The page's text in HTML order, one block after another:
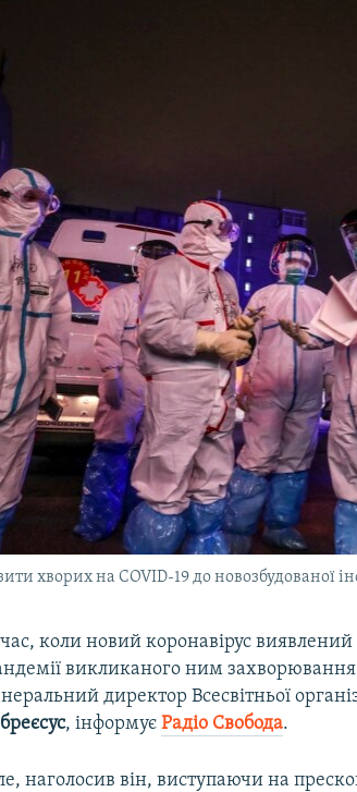
хворих на COVID-19 до новозбудованої
коли новий коронавірус виявлений
викликаного ним
директор Всесвітньої
, інформуєРадіо Свобода.
наголосив він, виступаючи на